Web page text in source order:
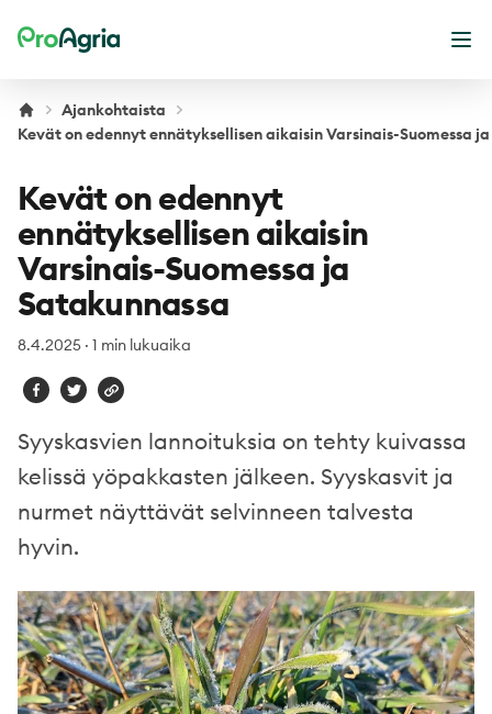
ProAgria
Ajankohtaista
Kevät on edennyt ennätyksellisen aikaisin Varsinais-Suomessa
Kevät on edennyt
ennätyksellisen aikaisin
Varsinais-Suomessa ja
Satakunnassa
8.4.2025 · 1 min lukuaika
Syyskasvien lannoituksia on tehty kuivassa
kelissä yöpakkasten jälkeen. Syyskasvit ja
nurmet näyttävät selvinneen talvesta
hyvin.